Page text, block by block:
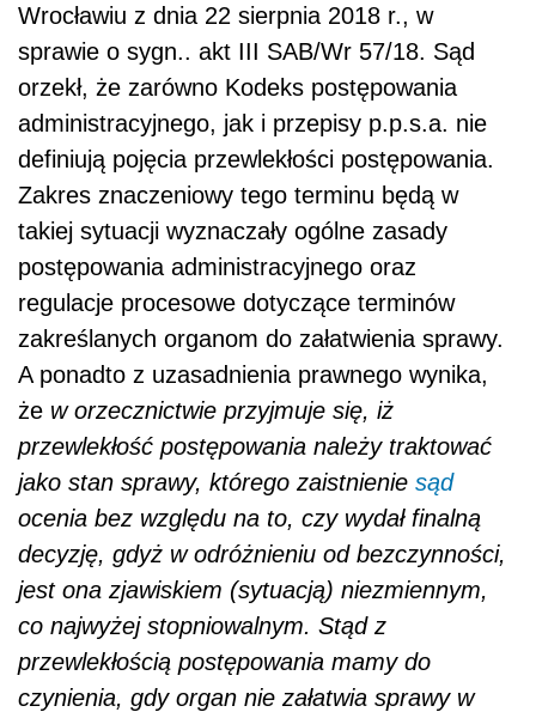
Wrocławiu z dnia 22 sierpnia 2018 r., w
sprawie o sygn.. akt III SAB/Wr 57/18. Sąd
orzekł, że zarówno Kodeks postępowania
administracyjnego, jak i przepisy p.p.s.a. nie
definiują pojęcia przewlekłości postępowania.
Zakres znaczeniowy tego terminu będą w
takiej sytuacji wyznaczały ogólne zasady
postępowania administracyjnego oraz
regulacje procesowe dotyczące terminów
zakreślanych organom do załatwienia sprawy.
A ponadto z uzasadnienia prawnego wynika,
że w orzecznictwie przyjmuje się, iż
przewlekłość postępowania należy traktować
jako stan sprawy, którego zaistnienie sąd
ocenia bez względu na to, czy wydał finalną
decyzję, gdyż w odróżnieniu od bezczynności,
jest ona zjawiskiem (sytuacją) niezmiennym,
co najwyżej stopniowalnym. Stąd z
przewlekłością postępowania mamy do
czynienia, gdy organ nie załatwia sprawy w